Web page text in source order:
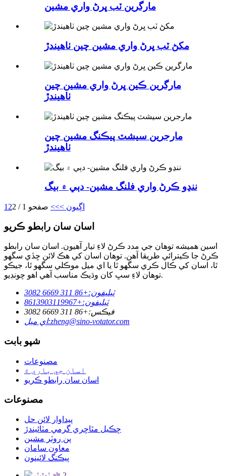
مارگرين ٽب ڀرڻ واري مشين
مکڻ ٽب ڀرڻ واري مشين چين ٺاهيندڙ
مارگرين ڪين ڀرڻ واري مشين چين
ٺاهيندڙ
مارجرين سيشٽ پيڪنگ مشين چين
ٺاهيندڙ
ننڍو ڪرڻ واري فلنگ مشين- دٻي ۾ بيگ
1 2 اڳيون >>> صفحو 1 / 2
اسان سان رابطو ڪريو
اسين هميشه توهان جي مدد ڪرڻ لاءِ تيار آهيون. اسان سان رابطو
ڪرڻ جا ڪيترائي طريقا آهن. توهان اسان کي هڪ لائن ڇڏي سگهو
ٿا، اسان کي ڪال ڪري سگهو ٿا يا اي ميل موڪلي سگهو ٿا، جيڪو
توهان لاءِ سڀ کان وڌيڪ مناسب آهي اهو چونڊيو.
ٽيليفون:+86 311 6669 3082
ٽيليفون:+8613903119967
فيڪس:+86 311 6669 3082
اي ميل:zheng@sino-votator.com
شپو بابت
مصنوعات
اسان جي باري ۾
اسان سان رابطو ڪريو
مصنوعات
پيداوار لائن حل
ڇڪيل مٿاڇري گرمي مٽائيندڙ
پن روٽر مشين
معاون سامان
پيڪنگ لائينون